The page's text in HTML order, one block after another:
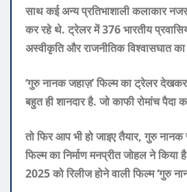
साथ कई अन्य प्रतिभाशाली कलाकार नजर
कररहेथे. ट्रेलरमें376भारतीय
अस्वीकृतिऔरराजनीतिकविश्वासघातका
‘गुरु नानक जहाज़’ फिल्म का ट्रेलर
बहुत ही शानदार है. जो काफी रोमांच
तो फिर आप भी हो जाइए तैयार, गुरु
फिल्म का निर्माण मनप्रीत जोहल ने
2025 को रिलीज होने वाली फिल्म ‘गुरु